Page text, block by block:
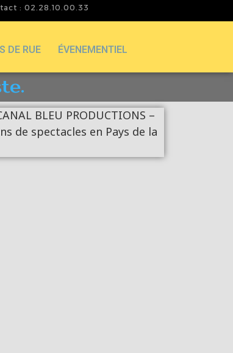
: 02.28.10.00.33
DE RUE
ÉVENEMENTIEL